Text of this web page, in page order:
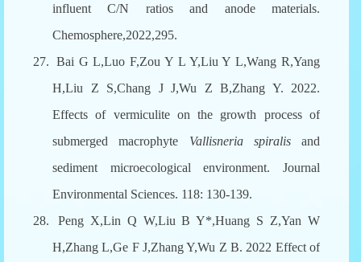
influent C/N ratios and anode materials.
Chemosphere,2022,295.
27. Bai G L,Luo F,Zou Y L Y,Liu Y L,Wang R,Yang
H,Liu Z S,Chang J J,Wu Z B,Zhang Y. 2022.
Effects of vermiculite on the growth process of
submerged macrophyte Vallisneria spiralis and
sediment microecological environment. Journal
Environmental Sciences. 118: 130-139.
28.
Peng X,Lin Q W,Liu B Y*,Huang S Z,Yan W
H,Zhang L,Ge F J,Zhang Y,Wu Z B. 2022 Effect of